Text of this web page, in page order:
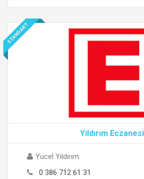
STANDART
Yıldırım Eczanesi
Yücel Yıldırım
0 386 712 61 31